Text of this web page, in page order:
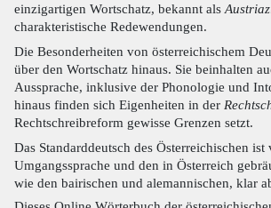
einzigartigen Wortschatz, bekannt als
charakteristische Redewendungen.
Die Besonderheiten von österreichischem
über den Wortschatz hinaus. Sie beinhalten
Aussprache, inklusive der Phonologie und
hinaus finden sich Eigenheiten in der
Rechtschreibreform gewisse Grenzen setzt.
Das Standarddeutsch des Österreichischen ist
Umgangssprache und den in Österreich
wie den bairischen und alemannischen, klar